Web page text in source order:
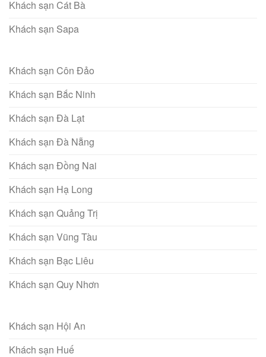
Khách sạn Cát Bà
Khách sạn Sapa
Khách sạn Côn Đảo
Khách sạn Bắc Ninh
Khách sạn Đà Lạt
Khách sạn Đà Nẵng
Khách sạn Đồng Nai
Khách sạn Hạ Long
Khách sạn Quảng Trị
Khách sạn Vũng Tàu
Khách sạn Bạc Liêu
Khách sạn Quy Nhơn
Khách sạn Hội An
Khách sạn Huế